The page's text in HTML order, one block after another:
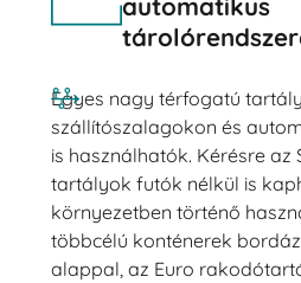
Egyes nagy térfogatú
szállítószalagokon és
is használhatók. Kérésre az
tartályok futók nélkül is
környezetben történő
többcélú konténerek
alappal, az Euro